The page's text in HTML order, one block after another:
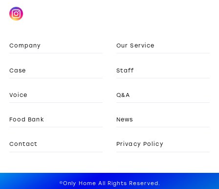
Company Our Service
Case Staff
Voice Q&A
Food Bank News
Contact Privacy Policy
©Only Home All Rights Reserved.